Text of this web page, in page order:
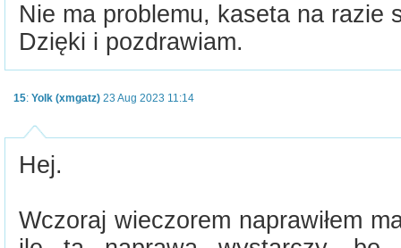
Nie ma problemu, kaseta na razie
Dzięki i pozdrawiam.
15: Yolk (xmgatz) 23 Aug 2023 11:14
Hej.
Wczoraj wieczorem naprawiłem